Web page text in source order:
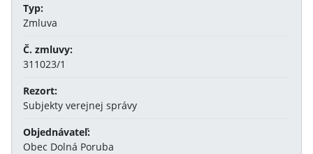
Typ:
Zmluva
Č. zmluvy:
311023/1
Rezort:
Subjekty verejnej správy
Objednávateľ:
Obec Dolná Poruba